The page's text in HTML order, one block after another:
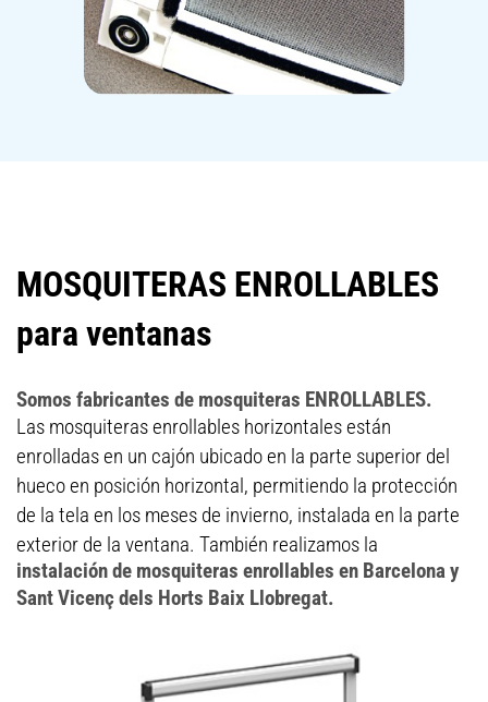
MOSQUITERAS ENROLLABLES
para ventanas
Somos fabricantes de mosquiteras ENROLLABLES.
Las mosquiteras enrollables horizontales están
enrolladas en un cajón ubicado en la parte superior del
hueco en posición horizontal, permitiendo la protección
de la tela en los meses de invierno, instalada en la parte
exterior de la ventana. También realizamos la
instalación de mosquiteras enrollables en Barcelona y
Sant Vicenç dels Horts Baix Llobregat.